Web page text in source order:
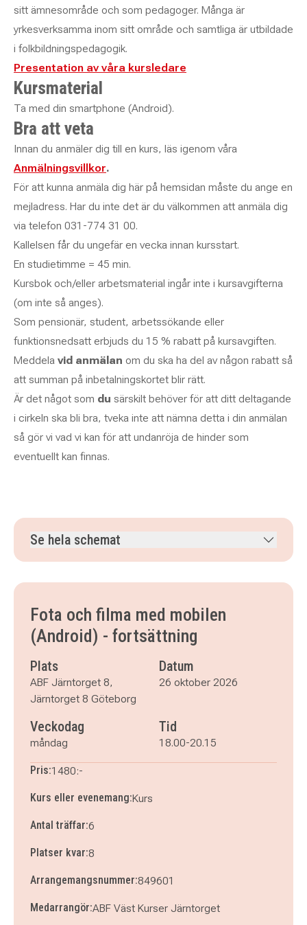
sitt ämnesområde och som pedagoger. Många är
yrkesverksamma inom sitt område och samtliga är utbildade
i folkbildningspedagogik.
Presentation av våra kursledare
Kursmaterial
Ta med din smartphone (Android).
Bra att veta
Innan du anmäler dig till en kurs, läs igenom våra
Anmälningsvillkor.
För att kunna anmäla dig här på hemsidan måste du ange en
mejladress. Har du inte det är du välkommen att anmäla dig
via telefon 031-774 31 00.
Kallelsen får du ungefär en vecka innan kursstart.
En studietimme = 45 min.
Kursbok och/eller arbetsmaterial ingår inte i kursavgifterna
(om inte så anges).
Som pensionär, student, arbetssökande eller
funktionsnedsatt erbjuds du 15 % rabatt på kursavgiften.
Meddela vid anmälan om du ska ha del av någon rabatt så
att summan på inbetalningskortet blir rätt.
Är det något som du särskilt behöver för att ditt deltagande
i cirkeln ska bli bra, tveka inte att nämna detta i din anmälan
så gör vi vad vi kan för att undanröja de hinder som
eventuellt kan finnas.
Se hela schemat
måndag 9 november 2026
klockan 18.00–20.15
måndag 16 november 2026 klockan 18.00–20.15
måndag 23 november 2026 klockan 18.00–20.15
Fota och filma med mobilen
(Android) - fortsättning
Plats
ABF Järntorget 8,
Järntorget 8 Göteborg
Datum
26 oktober 2026
Veckodag
måndag
Tid
18.00-20.15
Pris:1480:-
Kurs eller evenemang:Kurs
Antal träffar:6
Platser kvar:8
Arrangemangsnummer:849601
Medarrangör:ABF Väst Kurser Järntorget